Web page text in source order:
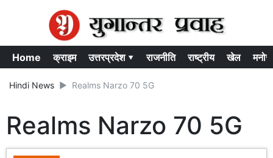
Home क्राइम उत्तरप्रदेश ▾ राजनीति राष्ट्रीय खेल
Hindi News Realms Narzo 70 5G
Realms Narzo 70 5G